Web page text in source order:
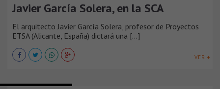
Javier García Solera, en la SCA
El arquitecto Javier García Solera, profesor de Proyectos
ETSA (Alicante, España) dictará una [...]
VER +